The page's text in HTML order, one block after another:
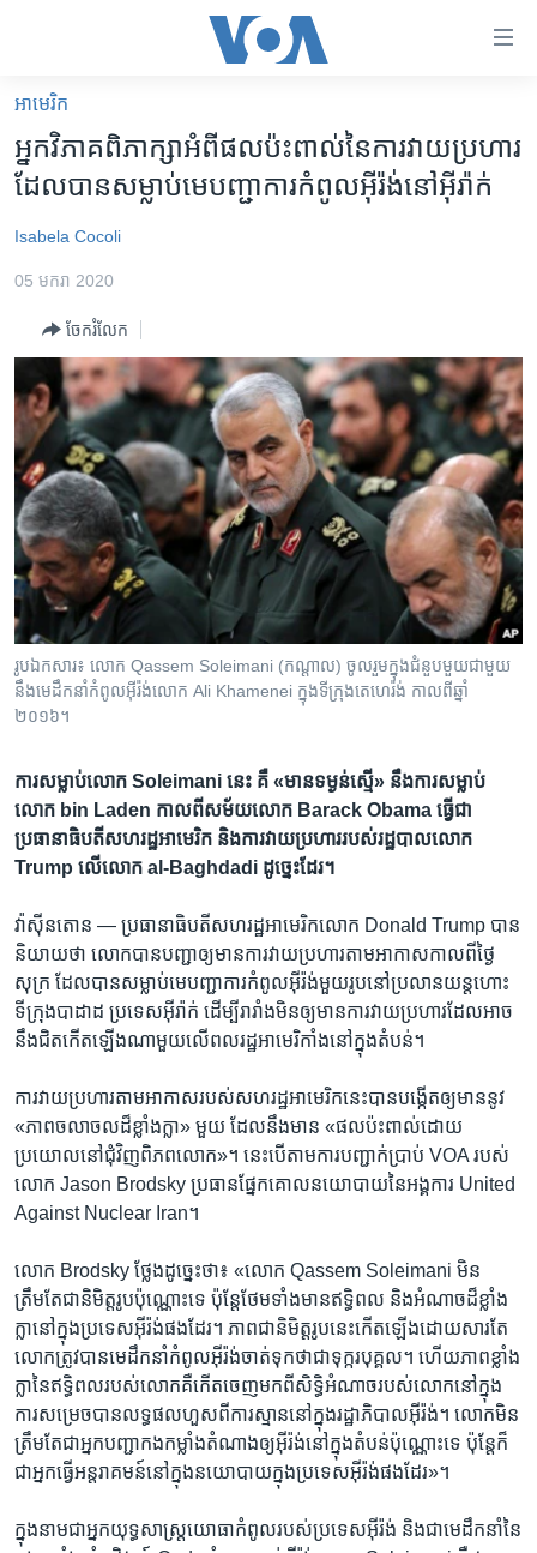
គេហទំព័រ​
ទាក់ទង
រំលង​
និង​
ទំព័រ​
រំលង​
និង​
ចូល​
ទៅ​
ទំព័រ​
រចនា
សម្ព័ន្ធ​
រំលង​
និង​
ទៅ​
កាន់​
ស្វែង​
រក
អន្តរជាតិ
កម្ពុជាច្នៃប្រតិដ្ឋ
ព្រឹត្តិការណ៍ព័ត៌មាន
ទូរទស្សន៍ / វីដេអូ​
វិទ្យុ / ផតខាសថ៍
កម្មវិធីទាំងអស់
Khmer English
បណ្តាញ​សង្គម
អាមេរិក​
អ្នក​វិភាគ​ពិភាក្សា​អំពី​ផល​ប៉ះពាល់​នៃ​ការ​វាយ​ប្រហារ​
ដែល​បាន​សម្លាប់​មេបញ្ជាការ​កំពូល​អ៊ីរ៉ង់​នៅ​អ៊ីរ៉ាក់
Isabela Cocoli
05 មករា 2020
ចែករំលែក
រូបឯកសារ៖ លោក Qassem Soleimani (កណ្ដាល) ចូលរួម​ក្នុង​ជំនួប​មួយ​ជាមួយ​
នឹង​​មេដឹកនាំ​កំពូលអ៊ីរ៉ង់​​លោក Ali Khamenei ក្នុង​ទីក្រុងតេហេរ៉ង់ កាល​ពី​ឆ្នាំ​
២០១៦។
ការ​សម្លាប់​លោក Soleimani នេះ គឺ «មាន​ទម្ងន់​ស្មើ‍» នឹង​ការ​សម្លាប់​
លោក bin Laden កាល​ពី​សម័យ​លោក Barack Obama ធ្វើ​ជា​
ប្រធានាធិបតី​សហរដ្ឋ​អាមេរិក និង​ការ​វាយ​ប្រហារ​របស់​រដ្ឋបាល​លោក
Trump លើ​លោក al-Baghdadi ដូច្នេះ​ដែរ។
វ៉ាស៊ីនតោន — ប្រធានាធិបតី​សហរដ្ឋ​អាមេរិក​លោក Donald Trump បាន​
និយាយ​ថា លោក​បាន​បញ្ជា​ឲ្យ​មាន​ការ​វាយ​ប្រហារ​តាម​អាកាស​កាល​ពី​ថ្ងៃ​
សុក្រ ដែល​បាន​សម្លាប់​មេបញ្ជាការ​កំពូល​អ៊ីរ៉ង់​មួយ​រូប​នៅ​ប្រលាន​យន្តហោះ​
ទីក្រុង​បាដាដ ប្រទេស​អ៊ីរ៉ាក់ ដើម្បី​រារាំង​មិន​ឲ្យ​មាន​ការ​វាយ​ប្រហារ​ដែល​អាច​
នឹង​ជិត​កើត​ឡើង​ណា​មួយ​លើ​ពលរដ្ឋ​អាមេរិកាំង​នៅ​ក្នុង​តំបន់។
ការ​វាយ​ប្រហារ​តាម​អាកាស​របស់​សហរដ្ឋ​អាមេរិក​នេះ​បាន​បង្កើត​ឲ្យ​មាន​នូវ
«ភាព​ចលាចល​ដ៏​ខ្លាំងក្លា» មួយ ដែល​នឹង​មាន «ផល​ប៉ះពាល់​ដោយ​
ប្រយោល​នៅ​ជុំវិញ​ពិភពលោក‍»។ នេះ​បើ​តាម​ការ​បញ្ជាក់​ប្រាប់ VOA របស់​
លោក Jason Brodsky ប្រធាន​ផ្នែក​គោល​នយោបាយ​នៃ​អង្គការ United
Against Nuclear Iran។
លោក Brodsky ថ្លែង​ដូច្នេះ​ថា៖ «លោក Qassem Soleimani មិន​
ត្រឹមតែ​ជា​និមិត្តរូប​ប៉ុណ្ណោះ​ទេ ប៉ុន្តែ​ថែម​ទាំង​មាន​ឥទ្ធិពល និង​អំណាច​ដ៏​ខ្លាំង
ក្លា​នៅ​ក្នុង​ប្រទេស​អ៊ីរ៉ង់​ផង​ដែរ។ ភាព​ជា​និមិត្តរូប​នេះ​កើត​ឡើង​ដោយសារតែ​
លោក​ត្រូវ​បាន​មេដឹកនាំ​កំពូល​អ៊ីរ៉ង់​ចាត់ទុក​ថា​ជា​ទុក្ករបុគ្គល។ ហើយ​ភាព​ខ្លាំង
ក្លា​នៃ​ឥទ្ធិពល​របស់​លោក​គឺ​កើត​ចេញ​មក​ពី​សិទ្ធិ​អំណាច​របស់​លោក​នៅ​ក្នុង​
ការ​សម្រេច​បាន​លទ្ធផល​ហួស​ពី​ការ​ស្មាន​នៅ​ក្នុង​រដ្ឋាភិបាល​អ៊ីរ៉ង់។ លោក​មិន​
ត្រឹមតែ​ជា​អ្នក​បញ្ជា​កង​កម្លាំង​តំណាង​ឲ្យ​អ៊ីរ៉ង់​នៅ​ក្នុង​តំបន់​ប៉ុណ្ណោះ​ទេ ប៉ុន្តែ​ក៏​
ជា​អ្នក​ធ្វើ​អន្តរាគមន៍​នៅ​ក្នុង​នយោបាយ​ក្នុង​ប្រទេស​អ៊ីរ៉ង់​ផង​ដែរ‍»។
ក្នុង​នាម​ជា​អ្នក​យុទ្ធសាស្ត្រ​យោធា​កំពូល​របស់​ប្រទេស​អ៊ីរ៉ង់ និង​ជា​មេដឹកនាំ​នៃ​